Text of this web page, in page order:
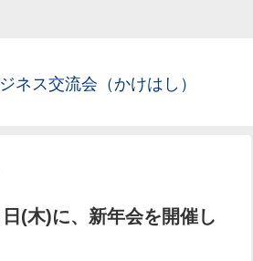
ネス交流会（かけはし）
(木)に、新年会を開催し